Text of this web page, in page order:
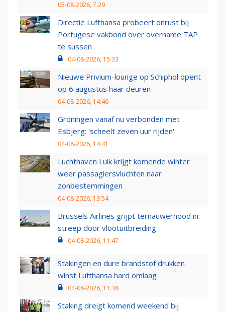
05-08-2026, 7:29
Directie Lufthansa probeert onrust bij
Portugese vakbond over overname TAP
te sussen
04-08-2026, 15:33
Nieuwe Privium-lounge op Schiphol opent
op 6 augustus haar deuren
04-08-2026, 14:46
Groningen vanaf nu verbonden met
Esbjerg: 'scheelt zeven uur rijden'
04-08-2026, 14:41
Luchthaven Luik krijgt komende winter
weer passagiersvluchten naar
zonbestemmingen
04-08-2026, 13:54
Brussels Airlines grijpt ternauwernood in:
streep door vlootuitbreiding
04-08-2026, 11:47
Stakingen en dure brandstof drukken
winst Lufthansa hard omlaag
04-08-2026, 11:38
Staking dreigt komend weekend bij